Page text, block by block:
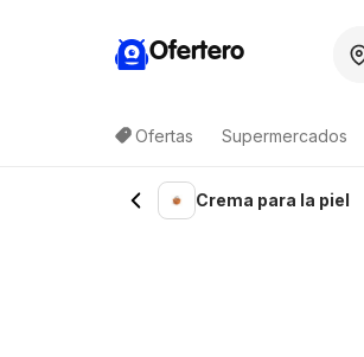
Ofertero
Ofertas Supermercados
Lista de productosCrema para la piel